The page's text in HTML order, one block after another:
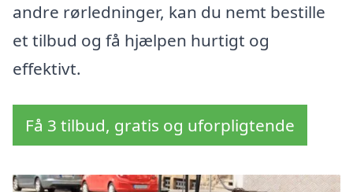
andre rørledninger, kan du nemt bestille
et tilbud og få hjælpen hurtigt og
effektivt.
Få 3 tilbud, gratis og uforpligtende